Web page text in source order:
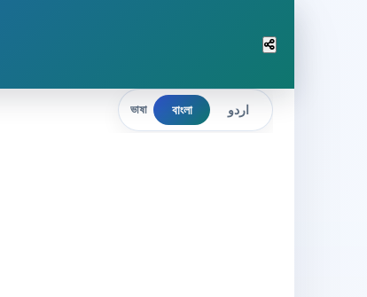
ভাষা বাংলা اردو